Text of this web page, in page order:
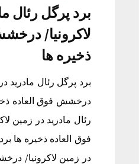
برد پرگل رئال
لاکرونیا/
ذخیره ها
برد پرگل رئال مادرید
درخشش فوق العاده
رئال مادرید در زمین
فوق العاده ذخیره ها
در زمین لاکرونیا/